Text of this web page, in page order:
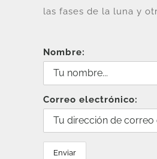
las fases de la luna y
Nombre:
Correo electrónico: